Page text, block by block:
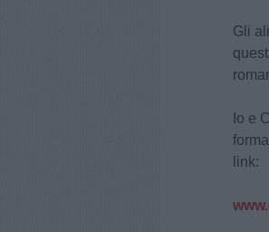
Gli
Io e
link: